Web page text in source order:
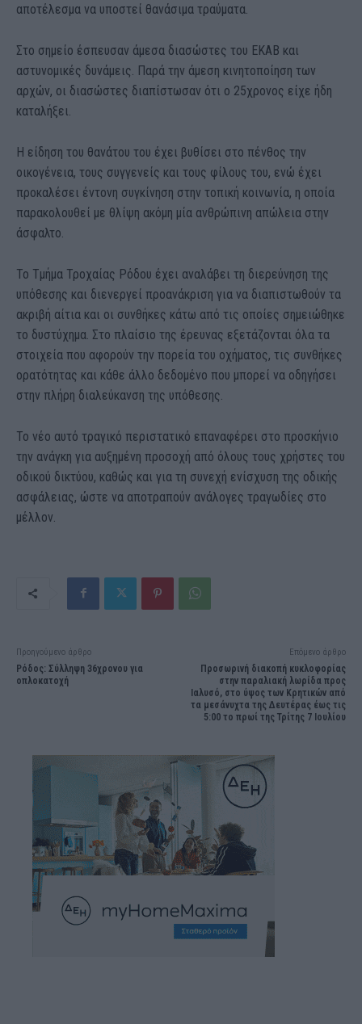
αποτέλεσμα να υποστεί θανάσιμα τραύματα.
Στο σημείο έσπευσαν άμεσα διασώστες του ΕΚΑΒ και
αστυνομικές δυνάμεις. Παρά την άμεση κινητοποίηση των
αρχών, οι διασώστες διαπίστωσαν ότι ο 25χρονος είχε ήδη
καταλήξει.
Η είδηση του θανάτου του έχει βυθίσει στο πένθος την
οικογένεια, τους συγγενείς και τους φίλους του, ενώ έχει
προκαλέσει έντονη συγκίνηση στην τοπική κοινωνία, η οποία
παρακολουθεί με θλίψη ακόμη μία ανθρώπινη απώλεια στην
άσφαλτο.
Το Τμήμα Τροχαίας Ρόδου έχει αναλάβει τη διερεύνηση της
υπόθεσης και διενεργεί προανάκριση για να διαπιστωθούν τα
ακριβή αίτια και οι συνθήκες κάτω από τις οποίες σημειώθηκε
το δυστύχημα. Στο πλαίσιο της έρευνας εξετάζονται όλα τα
στοιχεία που αφορούν την πορεία του οχήματος, τις συνθήκες
ορατότητας και κάθε άλλο δεδομένο που μπορεί να οδηγήσει
στην πλήρη διαλεύκανση της υπόθεσης.
Το νέο αυτό τραγικό περιστατικό επαναφέρει στο προσκήνιο
την ανάγκη για αυξημένη προσοχή από όλους τους χρήστες του
οδικού δικτύου, καθώς και για τη συνεχή ενίσχυση της οδικής
ασφάλειας, ώστε να αποτραπούν ανάλογες τραγωδίες στο
μέλλον.
Προηγούμενο άρθρο
Ρόδος: Σύλληψη 36χρονου για
οπλοκατοχή
Επόμενο άρθρο
Προσωρινή διακοπή κυκλοφορίας
στην παραλιακή λωρίδα προς
Ιαλυσό, στο ύψος των Κρητικών από
τα μεσάνυχτα της Δευτέρας έως τις
5:00 το πρωί της Τρίτης 7 Ιουλίου